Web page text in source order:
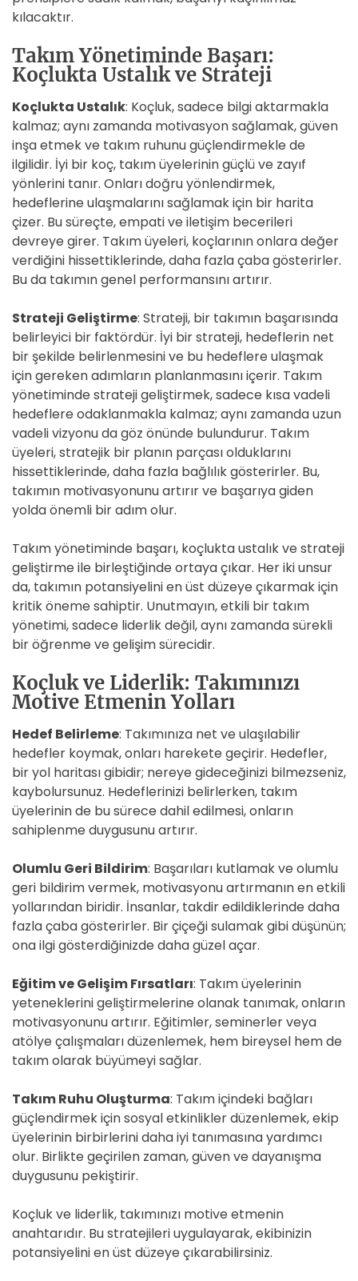
kılacaktır.
Takım Yönetiminde Başarı:
Koçlukta Ustalık ve Strateji
Koçlukta Ustalık: Koçluk, sadece bilgi aktarmakla
kalmaz; aynı zamanda motivasyon sağlamak, güven
inşa etmek ve takım ruhunu güçlendirmekle de
ilgilidir. İyi bir koç, takım üyelerinin güçlü ve zayıf
yönlerini tanır. Onları doğru yönlendirmek,
hedeflerine ulaşmalarını sağlamak için bir harita
çizer. Bu süreçte, empati ve iletişim becerileri
devreye girer. Takım üyeleri, koçlarının onlara değer
verdiğini hissettiklerinde, daha fazla çaba gösterirler.
Bu da takımın genel performansını artırır.
Strateji Geliştirme: Strateji, bir takımın başarısında
belirleyici bir faktördür. İyi bir strateji, hedeflerin net
bir şekilde belirlenmesini ve bu hedeflere ulaşmak
için gereken adımların planlanmasını içerir. Takım
yönetiminde strateji geliştirmek, sadece kısa vadeli
hedeflere odaklanmakla kalmaz; aynı zamanda uzun
vadeli vizyonu da göz önünde bulundurur. Takım
üyeleri, stratejik bir planın parçası olduklarını
hissettiklerinde, daha fazla bağlılık gösterirler. Bu,
takımın motivasyonunu artırır ve başarıya giden
yolda önemli bir adım olur.
Takım yönetiminde başarı, koçlukta ustalık ve strateji
geliştirme ile birleştiğinde ortaya çıkar. Her iki unsur
da, takımın potansiyelini en üst düzeye çıkarmak için
kritik öneme sahiptir. Unutmayın, etkili bir takım
yönetimi, sadece liderlik değil, aynı zamanda sürekli
bir öğrenme ve gelişim sürecidir.
Koçluk ve Liderlik: Takımınızı
Motive Etmenin Yolları
Hedef Belirleme: Takımınıza net ve ulaşılabilir
hedefler koymak, onları harekete geçirir. Hedefler,
bir yol haritası gibidir; nereye gideceğinizi bilmezseniz,
kaybolursunuz. Hedeflerinizi belirlerken, takım
üyelerinin de bu sürece dahil edilmesi, onların
sahiplenme duygusunu artırır.
Olumlu Geri Bildirim: Başarıları kutlamak ve olumlu
geri bildirim vermek, motivasyonu artırmanın en etkili
yollarından biridir. İnsanlar, takdir edildiklerinde daha
fazla çaba gösterirler. Bir çiçeği sulamak gibi düşünün;
ona ilgi gösterdiğinizde daha güzel açar.
Eğitim ve Gelişim Fırsatları: Takım üyelerinin
yeteneklerini geliştirmelerine olanak tanımak, onların
motivasyonunu artırır. Eğitimler, seminerler veya
atölye çalışmaları düzenlemek, hem bireysel hem de
takım olarak büyümeyi sağlar.
Takım Ruhu Oluşturma: Takım içindeki bağları
güçlendirmek için sosyal etkinlikler düzenlemek, ekip
üyelerinin birbirlerini daha iyi tanımasına yardımcı
olur. Birlikte geçirilen zaman, güven ve dayanışma
duygusunu pekiştirir.
Koçluk ve liderlik, takımınızı motive etmenin
anahtarıdır. Bu stratejileri uygulayarak, ekibinizin
potansiyelini en üst düzeye çıkarabilirsiniz.